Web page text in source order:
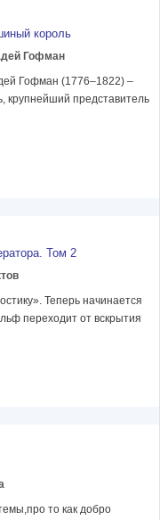
король
Гофман
Гофман (1776–1822) –
крупнейший представитель
Том 2
Теперь начинается
переходит от вскрытия
то как добро